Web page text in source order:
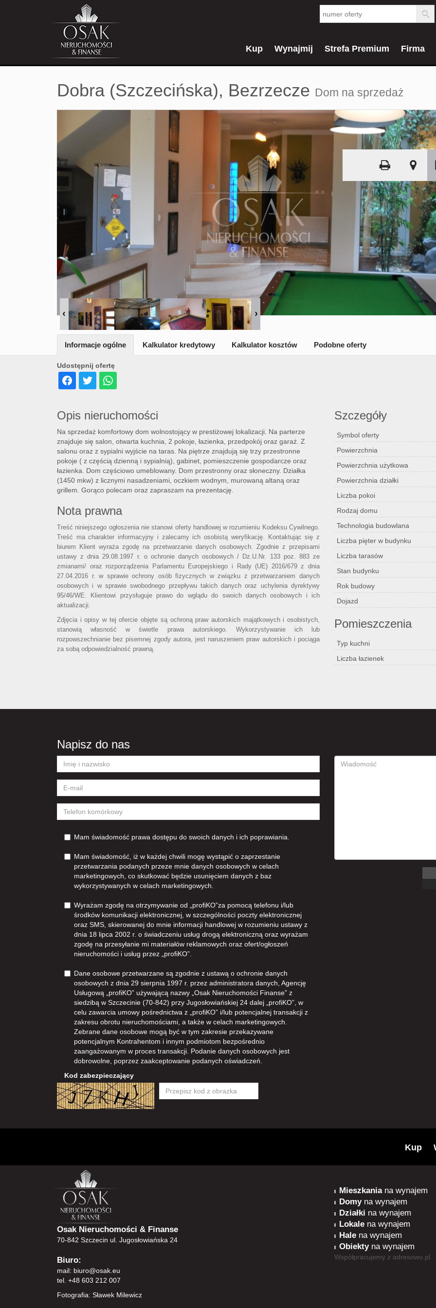
Kup Wynajmij Strefa Premium Firma
Dobra (Szczecińska), Bezrzecze Dom na sprzedaż
Udostępnij ofertę
Informacje ogólne Kalkulator kredytowy Kalkulator kosztów Podobne oferty
Opis nieruchomości
Na sprzedaż komfortowy dom wolnostojący w prestiżowej lokalizacji. Na parterze
znajduje się salon, otwarta kuchnia, 2 pokoje, łazienka, przedpokój oraz garaż. Z
salonu oraz z sypialni wyjście na taras. Na piętrze znajdują się trzy przestronne
pokoje ( z częścią dzienną i sypialnią), gabinet, pomieszczenie gospodarcze oraz
łazienka. Dom częściowo umeblowany. Dom przestronny oraz słoneczny. Działka
(1450 mkw) z licznymi nasadzeniami, oczkiem wodnym, murowaną altaną oraz
grillem. Gorąco polecam oraz zapraszam na prezentację.
Nota prawna
Treść niniejszego ogłoszenia nie stanowi oferty handlowej w rozumieniu Kodeksu Cywilnego.
Treść ma charakter informacyjny i zalecamy ich osobistą weryfikację. Kontaktując się z
biurem Klient wyraża zgodę na przetwarzanie danych osobowych. Zgodnie z przepisami
ustawy z dnia 29.08.1997 r. o ochronie danych osobowych / Dz.U.Nr. 133 poz. 883 ze
zmianami/ oraz rozporządzenia Parlamentu Europejskiego i Rady (UE) 2016/679 z dnia
27.04.2016 r. w sprawie ochrony osób fizycznych w związku z przetwarzaniem danych
osobowych i w sprawie swobodnego przepływu takich danych oraz uchylenia dyrektywy
95/46/WE. Klientowi przysługuje prawo do wglądu do swoich danych osobowych i ich
aktualizacji.
Zdjęcia i opisy w tej ofercie objęte są ochroną praw autorskich majątkowych i osobistych,
stanowią własność w świetle prawa autorskiego. Wykorzystywanie ich lub
rozpowszechnianie bez pisemnej zgody autora, jest naruszeniem praw autorskich i pociąga
za sobą odpowiedzialność prawną.
Szczegóły
Symbol oferty
Powierzchnia
Powierzchnia użytkowa
Powierzchnia działki
Liczba pokoi
Rodzaj domu
Technologia budowlana
Liczba pięter w budynku
Liczba tarasów
Stan budynku
Rok budowy
Dojazd
Pomieszczenia
Typ kuchni
Liczba łazienek
Napisz do nas
Mam świadomość prawa dostępu do swoich danych i ich poprawiania.
Mam świadomość, iż w każdej chwili mogę wystąpić o zaprzestanie
przetwarzania podanych przeze mnie danych osobowych w celach
marketingowych, co skutkować będzie usunięciem danych z baz
wykorzystywanych w celach marketingowych.
Wyrażam zgodę na otrzymywanie od „profiKO”za pomocą telefonu i/lub
środków komunikacji elektronicznej, w szczególności poczty elektronicznej
oraz SMS, skierowanej do mnie informacji handlowej w rozumieniu ustawy z
dnia 18 lipca 2002 r. o świadczeniu usług drogą elektroniczną oraz wyrażam
zgodę na przesyłanie mi materiałów reklamowych oraz ofert/ogłoszeń
nieruchomości i usług przez „profiKO”.
Dane osobowe przetwarzane są zgodnie z ustawą o ochronie danych
osobowych z dnia 29 sierpnia 1997 r. przez administratora danych, Agencję
Usługową „profiKO” używającą nazwy „Osak Nieruchomości Finanse” z
siedzibą w Szczecinie (70-842) przy Jugosłowiańskiej 24 dalej „profiKO”, w
celu zawarcia umowy pośrednictwa z „profiKO” i/lub potencjalnej transakcji z
zakresu obrotu nieruchomościami, a także w celach marketingowych.
Zebrane dane osobowe mogą być w tym zakresie przekazywane
potencjalnym Kontrahentom i innym podmiotom bezpośrednio
zaangażowanym w proces transakcji. Podanie danych osobowych jest
dobrowolne, poprzez zaakceptowanie podanych oświadczeń.
Kod zabezpieczający
Kup
Osak Nieruchomości & Finanse
70-842 Szczecin ul. Jugosłowiańska 24
Biuro:
mail: biuro@osak.eu
tel. +48 603 212 007
Fotografia: Sławek Milewicz
Mieszkaniana wynajem
Domyna wynajem
Działki na wynajem
Lokale na wynajem
Hale na wynajem
Obiektyna wynajem
Współpracujemy z adresowo.pl